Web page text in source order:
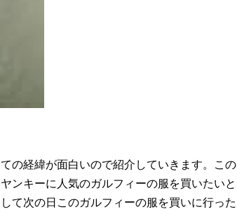
の経緯が面白いので紹介していきます。この
ンキーに人気のガルフィーの服を買いたいと
て次の日このガルフィーの服を買いに行った